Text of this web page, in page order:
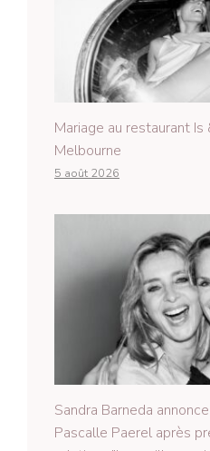
Mariage au restaurant
Melbourne
5 août 2026
Sandra Barneda
Pascalle Paerel après